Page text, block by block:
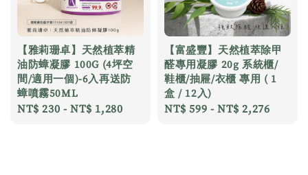
【雅莉珊卓】天然植萃精
油防蟑凝膠 100G (4坪空
間/適用一個)-6入再送防
蟑噴霧50ML
Regular
NT$ 230 -NT$ 1,280
【富盛豐】天然植萃除甲
醛專用凝膠 20g 系統櫃/
鞋櫃/抽屜/衣櫃 專用 ( 1
盒 / 12入)
Regular
NT$ 599 -NT$ 2,276